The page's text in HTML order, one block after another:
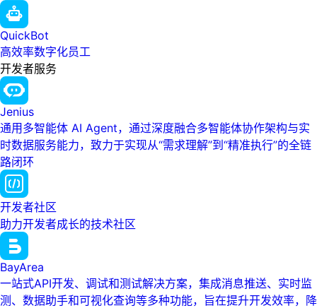
QuickBot
高效率数字化员工
开发者服务
Jenius
通用多智能体 AI Agent，通过深度融合多智能体协作架构与实
时数据服务能力，致力于实现从“需求理解”到“精准执行”的全链
路闭环
开发者社区
助力开发者成长的技术社区
BayArea
一站式API开发、调试和测试解决方案，集成消息推送、实时监
测、数据助手和可视化查询等多种功能，旨在提升开发效率，降